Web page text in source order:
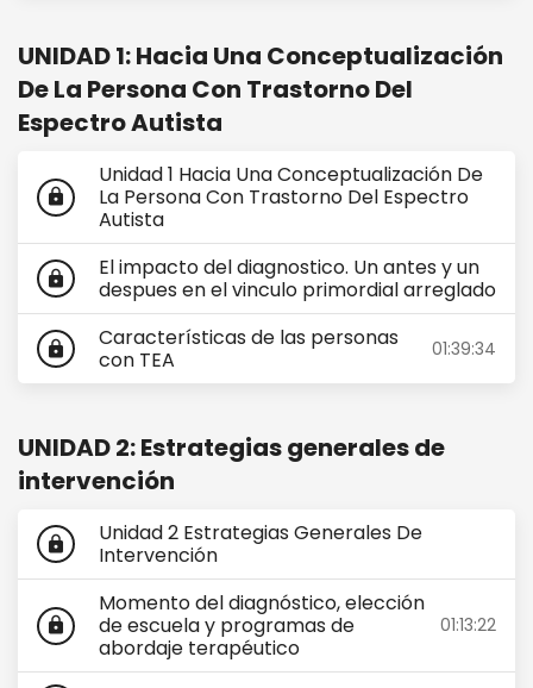
UNIDAD 1: Hacia Una Conceptualización
De La Persona Con Trastorno Del
Espectro Autista
lock
Unidad 1 Hacia Una Conceptualización De
La Persona Con Trastorno Del Espectro
Autista
lock
El impacto del diagnostico. Un antes y un
despues en el vinculo primordial arreglado
lock
Características de las personas
con TEA
01:39:34
UNIDAD 2: Estrategias generales de
intervención
lock
Unidad 2 Estrategias Generales De
Intervención
lock
Momento del diagnóstico, elección
de escuela y programas de
abordaje terapéutico
01:13:22